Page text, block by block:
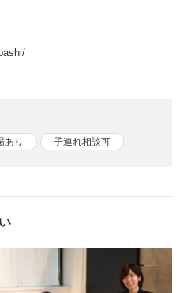
あり 子連れ相談可